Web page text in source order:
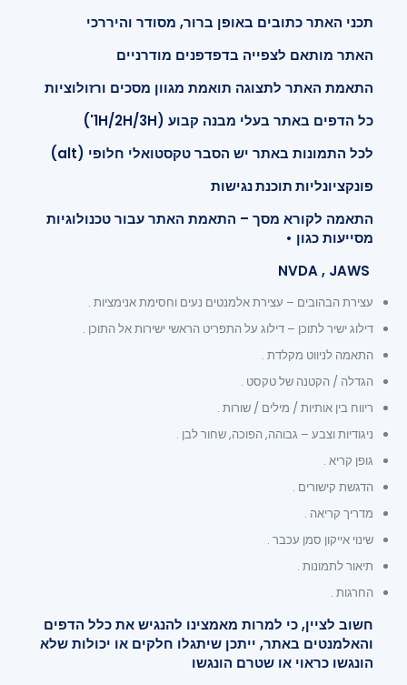
תכני האתר כתובים באופן ברור, מסודר והיררכי
האתר מותאם לצפייה בדפדפנים מודרניים
התאמת האתר לתצוגה תואמת מגוון מסכים ורזולוציות
כל הדפים באתר בעלי מבנה קבוע (1H/2H/3H')
לכל התמונות באתר יש הסבר טקסטואלי חלופי (alt)
פונקציונליות תוכנת נגישות
התאמה לקורא מסך – התאמת האתר עבור טכנולוגיות
מסייעות כגון •
עצירת הבהובים – עצירת אלמנטים נעים וחסימת אנימציות .
דילוג ישיר לתוכן – דילוג על התפריט הראשי ישירות אל התוכן .
התאמה לניווט מקלדת .
הגדלה / הקטנה של טקסט .
ריווח בין אותיות / מילים / שורות .
ניגודיות וצבע – גבוהה, הפוכה, שחור לבן .
גופן קריא .
הדגשת קישורים .
מדריך קריאה .
שינוי אייקון סמן עכבר .
תיאור לתמונות .
החרגות .
חשוב לציין, כי למרות מאמצינו להנגיש את כלל הדפים
והאלמנטים באתר, ייתכן שיתגלו חלקים או יכולות שלא
הונגשו כראוי או שטרם הונגשו